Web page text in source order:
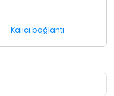
Kalıcı bağlantı